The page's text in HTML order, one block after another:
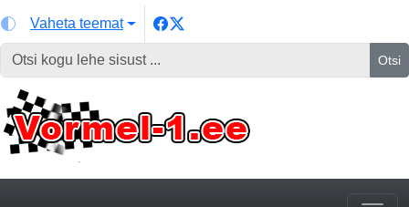
Vaheta teemat
Otsi